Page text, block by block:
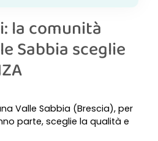
la comunità
Sabbia sceglie
Valle Sabbia (Brescia), per
parte, sceglie la qualità e